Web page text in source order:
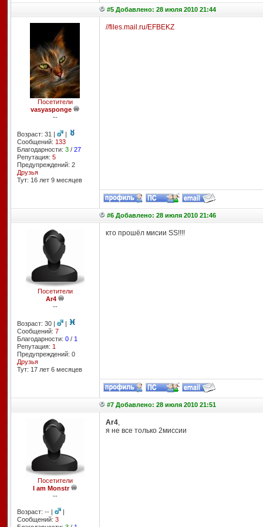
#5 Добавлено: 28 июля 2010 21:44
Посетители
vasyasponge
--
Возраст: 31 |
|
Сообщений: 133
Благодарности: 3/ 27
Репутация: 5
Предупреждений: 2
Друзья
Тут: 16 лет 9 месяцев
//files.mail.ru/EFBEKZ
#6 Добавлено: 28 июля 2010 21:46
Посетители
Ar4
--
Возраст: 30 |
|
Сообщений: 7
Благодарности: 0/ 1
Репутация: 1
Предупреждений: 0
Друзья
Тут: 17 лет 6 месяцев
кто прошёл мисии SS!!!!
#7 Добавлено: 28 июля 2010 21:51
Посетители
I am Monstr
--
Возраст: -- |
|
Сообщений: 3
Ar4,
я не все только 2миссии